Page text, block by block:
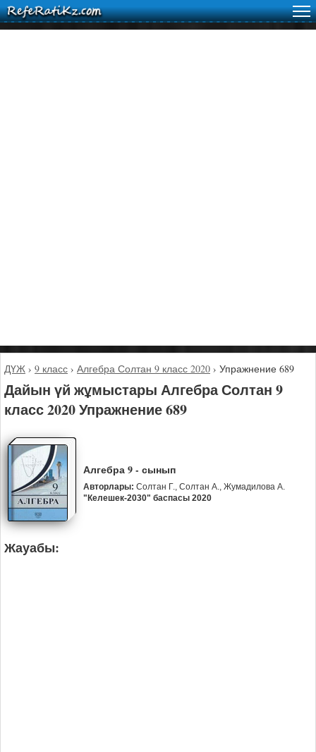
ДҮЖ › 9 класс › Алгебра Солтан 9 класс 2020 › Упражнение 689
Дайын үй жұмыстары Алгебра Солтан 9
класс 2020 Упражнение 689
Алгебра 9 - сынып
Авторлары: Солтан Г., Солтан А., Жумадилова А.
"Келешек-2030" баспасы 2020
Жауабы: